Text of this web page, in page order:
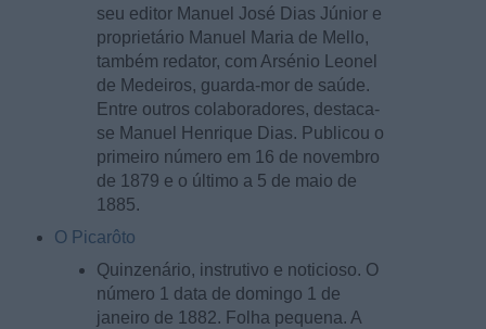
seu editor Manuel José Dias Júnior e
proprietário Manuel Maria de Mello,
também redator, com Arsénio Leonel
de Medeiros, guarda-mor de saúde.
Entre outros colaboradores, destaca-
se Manuel Henrique Dias. Publicou o
primeiro número em 16 de novembro
de 1879 e o último a 5 de maio de
1885.
O Picarôto
Quinzenário, instrutivo e noticioso. O
número 1 data de domingo 1 de
janeiro de 1882. Folha pequena. A